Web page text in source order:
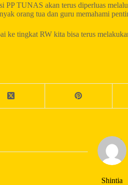
PP TUNAS akan terus diperluas
orang tua dan guru memahami
ke tingkat RW kita bisa terus
Shintia